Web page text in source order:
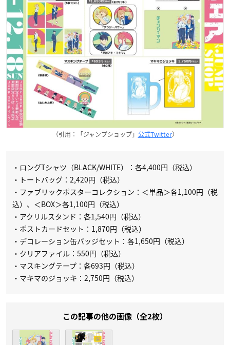
（引用：「ジャンプショップ」 公式Twitter）
・ロングTシャツ（BLACK/WHITE）：各4,400円（税込）
・トートバッグ：2,420円（税込）
・ファブリックポスターコレクション：＜単品＞各1,100円（税
込）、＜BOX＞各1,100円（税込）
・アクリルスタンド：各1,540円（税込）
・ポストカードセット：1,870円（税込）
・デコレーション缶バッジセット：各1,650円（税込）
・クリアファイル：550円（税込）
・マスキングテープ：各693円（税込）
・マキマのジョッキ：2,750円（税込）
この記事の他の画像（全2枚）